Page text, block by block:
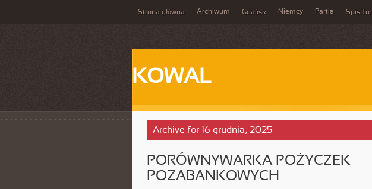
Strona główna Archiwum Gdańsk Niemcy Partia Spis
KOWAL
Archive for 16 grudnia, 2025
PORÓWNYWARKA POŻYCZEK
POZABANKOWYCH